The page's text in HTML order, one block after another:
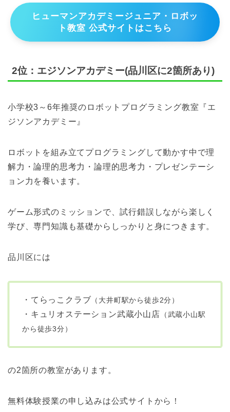
ヒューマンアカデミージュニア・ロボッ
ト教室 公式サイトはこちら
2位：エジソンアカデミー(品川区に2箇所あり)
小学校3～6年推奨のロボットプログラミング教室『エ
ジソンアカデミー』
ロボットを組み立てプログラミングして動かす中で理
解力・論理的思考力・論理的思考力・プレゼンテーシ
ョン力を養います。
ゲーム形式のミッションで、試行錯誤しながら楽しく
学び、専門知識も基礎からしっかりと身につきます。
品川区には
・てらっこクラブ （大井町駅から徒歩2分）
・キュリオステーション武蔵小山店 （武蔵小山駅
から徒歩3分）
の2箇所の教室があります。
無料体験授業の申し込みは公式サイトから！